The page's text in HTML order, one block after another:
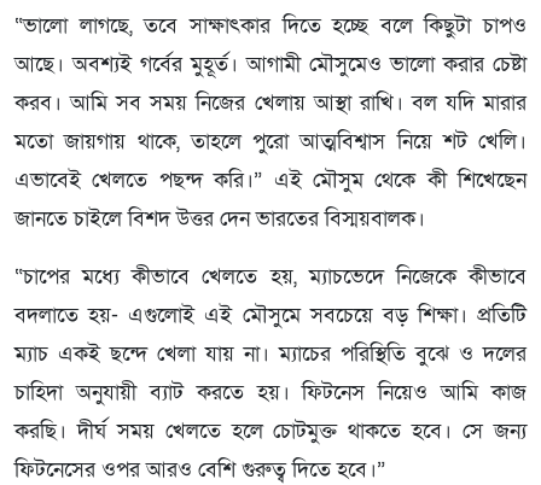
“ভালো লাগছে, তবে সাক্ষাৎকার দিতে হচ্ছে বলে কিছুটা চাপও
আছে। অবশ্যই গর্বের মুহূর্ত। আগামী মৌসুমেও ভালো করার চেষ্টা
করব। আমি সব সময় নিজের খেলায় আস্থা রাখি। বল যদি মারার
মতো জায়গায় থাকে, তাহলে পুরো আত্মবিশ্বাস নিয়ে শট খেলি।
এভাবেই খেলতে পছন্দ করি।” এই মৌসুম থেকে কী শিখেছেন
জানতে চাইলে বিশদ উত্তর দেন ভারতের বিস্ময়বালক।
“চাপের মধ্যে কীভাবে খেলতে হয়, ম্যাচভেদে নিজেকে কীভাবে
বদলাতে হয়- এগুলোই এই মৌসুমে সবচেয়ে বড় শিক্ষা। প্রতিটি
ম্যাচ একই ছন্দে খেলা যায় না। ম্যাচের পরিস্থিতি বুঝে ও দলের
চাহিদা অনুযায়ী ব্যাট করতে হয়। ফিটনেস নিয়েও আমি কাজ
করছি। দীর্ঘ সময় খেলতে হলে চোটমুক্ত থাকতে হবে। সে জন্য
ফিটনেসের ওপর আরও বেশি গুরুত্ব দিতে হবে।”